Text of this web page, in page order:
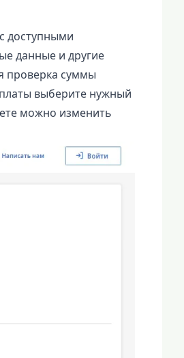
доступными
данные и другие
проверка суммы
выберите нужный
можно изменить